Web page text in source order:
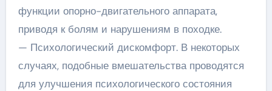
функции опорно-двигательного аппарата,
приводя к болям и нарушениям в походке.
— Психологический дискомфорт. В некоторых
случаях, подобные вмешательства проводятся
для улучшения психологического состояния